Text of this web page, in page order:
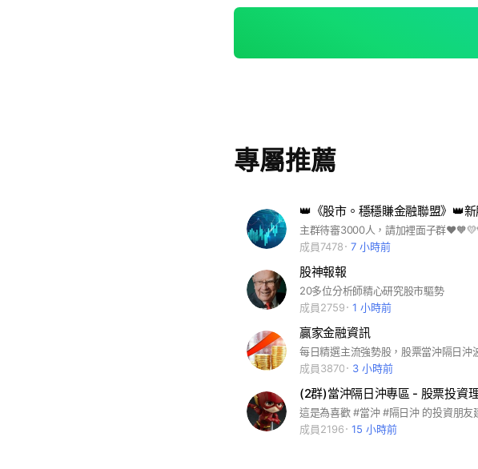
指#國 外期貨#存股#價值投資#美股#
飆股#電子股傳產股金融股#三大法人
器人#元宇宙挖礦區塊鏈區塊幫 趣味爆笑圖梗 海鮮水產海
蝦越南小吃菲律賓英國法國麵包德國
場所 唱歌 跳舞 歌唱 舞蹈土風舞 國際標準舞 華爾滋 追劇 韓劇
直播 中華電信 遠傳電信 台灣大哥大
聯 長榮 散裝 貨櫃 三雄健康 汽車機
北市新北市基隆台中台南高雄花蓮遊
會職業公會醫院律師醫師事務所公所
動健身#寵物#貓狗#交流#運輸 時尚
動產 裝潢 有機蔬菜 水果 糖尿病 三
圑購代購 蝦皮淘寶外送斜槓 項鍊 耳
專屬推薦
成員7478
7 小時前
股神報報
20多位分析師精心研究股市驅勢
成員2759
1 小時前
贏家金融資訊
成員3870
3 小時前
(2群)當沖隔日沖專區 - 股票投資
成員2196
15 小時前